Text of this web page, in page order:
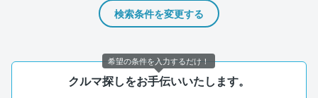
検索条件を変更する
クルマ探しをお手伝いいたします。
希望の条件を入力するだけ！